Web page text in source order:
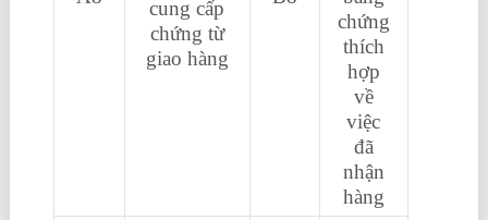
cung cấp
chứng từ
giao hàng
chứng
thích
hợp
về
việc
đã
nhận
hàng